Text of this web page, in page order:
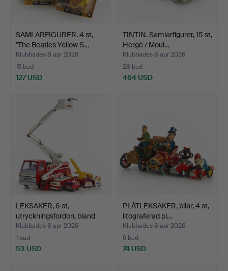
SAMLARFIGURER. 4 st,
"The Beatles Yellow S…
Klubbades 8 apr 2026
15 bud
127 USD
TINTIN. Samlarfigurer, 15 st,
Hergè / Moul…
Klubbades 8 apr 2026
28 bud
464 USD
LEKSAKER, 6 st,
utryckningsfordon, bland
a…
Klubbades 8 apr 2026
1 bud
53 USD
PLÅTLEKSAKER, bilar, 4 st,
litograferad pl…
Klubbades 8 apr 2026
6 bud
74 USD